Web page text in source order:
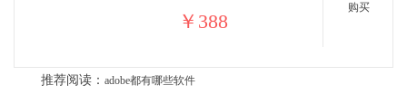
￥388
购买
推荐阅读： adobe都有哪些软件